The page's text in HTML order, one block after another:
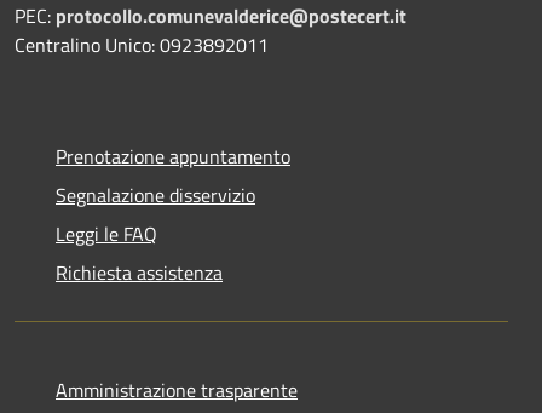
PEC: protocollo.comunevalderice@postecert.it
Centralino Unico: 0923892011
Prenotazione appuntamento
Segnalazione disservizio
Leggi le FAQ
Richiesta assistenza
Amministrazione trasparente